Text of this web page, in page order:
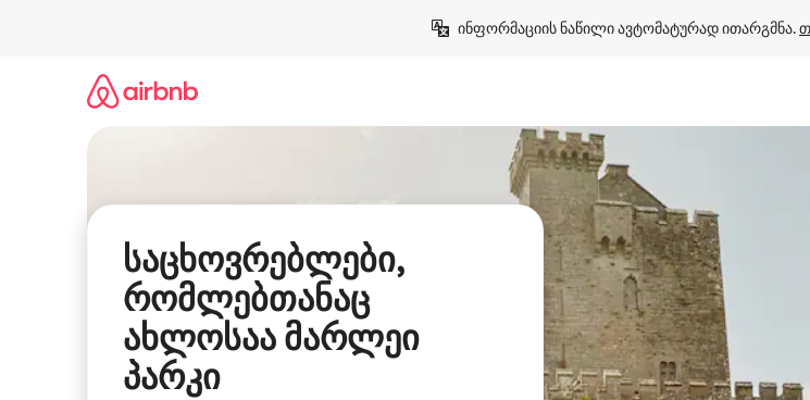
ინფორმაციის ნაწილი ავტომატურად ითარგმნა.
საცხოვრებლები,
რომლებთანაც
ახლოსაა მარლეი
პარკი